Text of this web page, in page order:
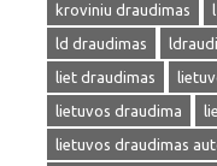
kroviniu draudimas
ld draudimas
liet draudimas
lietuvos draudima
lietuvos draudimas